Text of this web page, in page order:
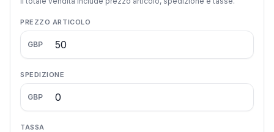
PREZZO ARTICOLO
GBP
SPEDIZIONE
GBP
TASSA